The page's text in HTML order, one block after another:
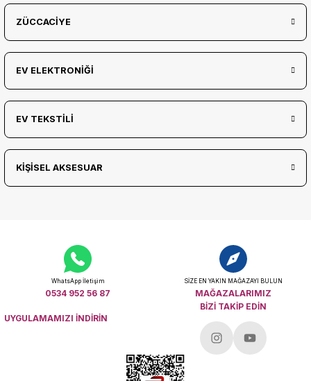
ZÜCCACİYE
EV ELEKTRONİĞİ
EV TEKSTİLİ
KİŞİSEL AKSESUAR
WhatsApp İletişim
0534 952 56 87
SİZE EN YAKIN MAĞAZAYI BULUN
MAĞAZALARIMIZ
UYGULAMAMIZI İNDİRİN
BİZİ TAKİP EDİN